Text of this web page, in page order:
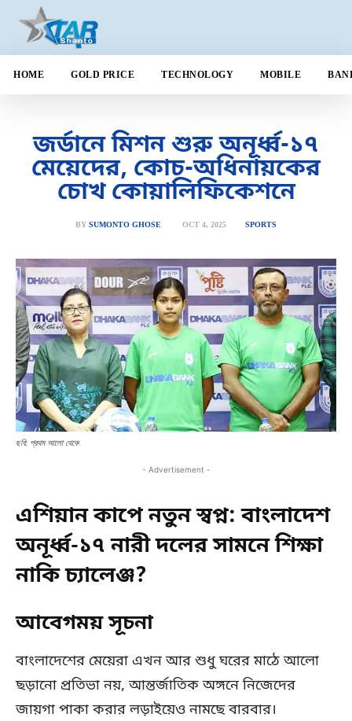
HOME GOLD PRICE TECHNOLOGY MOBILE
জর্ডানে মিশন শুরু অনূর্ধ্ব-১৭
মেয়েদের, কোচ-অধিনায়কের
চোখ কোয়ালিফিকেশনে
BY SUMONTO GHOSE OCT 4, 2025 SPORTS
ছবি: প্রথম আলো থেকে
- Advertisement -
এশিয়ান কাপে নতুন স্বপ্ন: বাংলাদেশ
অনূর্ধ্ব-১৭ নারী দলের সামনে শিক্ষা
নাকি চ্যালেঞ্জ?
আবেগময় সূচনা
বাংলাদেশের মেয়েরা এখন আর শুধু ঘরের মাঠে আলো
ছড়ানো প্রতিভা নয়, আন্তর্জাতিক অঙ্গনে নিজেদের
জায়গা পাকা করার লড়াইয়েও নামছে বারবার।